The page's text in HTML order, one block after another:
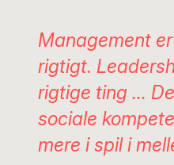
Management
rigtigt.
rigtige ting …
sociale
mere i spil i